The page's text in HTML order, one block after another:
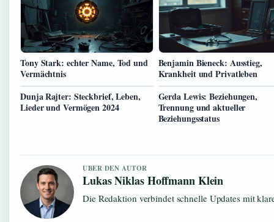
Tony Stark: echter Name, Tod und
Vermächtnis
Benjamin Bieneck: Ausstieg,
Krankheit und Privatleben
Dunja Rajter: Steckbrief, Leben,
Lieder und Vermögen 2024
Gerda Lewis: Beziehungen,
Trennung und aktueller
Beziehungsstatus
UBER DEN AUTOR
Lukas Niklas Hoffmann Klein
Die Redaktion verbindet schnelle Updates mit